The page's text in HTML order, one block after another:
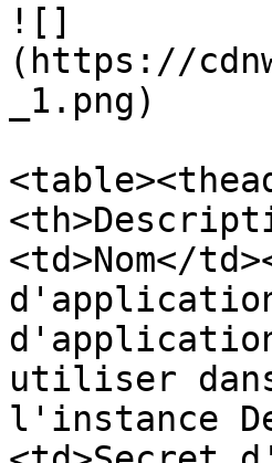
![]
(https://
_1.png)
<td>Nom</
utiliser
l'instance